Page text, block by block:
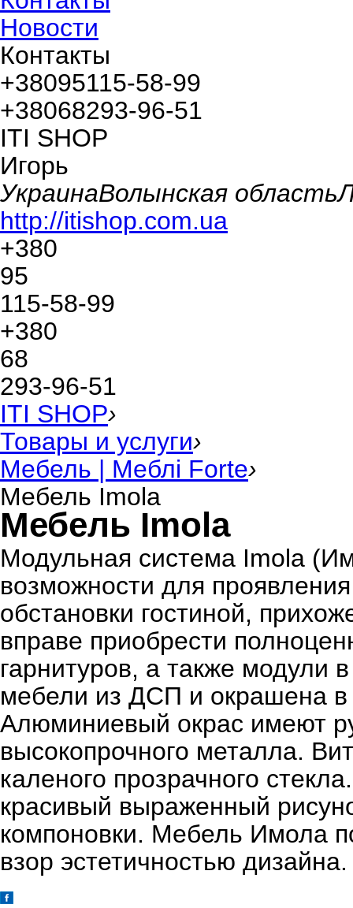
Новости
Контакты
+38095115-58-99
+38068293-96-51
ITI SHOP
Игорь
УкраинаВолынская область
http://itishop.com.ua
+380
95
115-58-99
+380
68
293-96-51
ITI SHOP›
Товары и услуги›
Мебель | Меблі Forte›
Мебель Imola
Мебель Imola
Модульная система Imola
возможности для
обстановки гостиной,
вправе приобрести
гарнитуров, а также модули
мебели из ДСП и окрашена в
Алюминиевый окрас имеют
высокопрочного металла.
каленого прозрачного
красивый выраженный
компоновки. Мебель Имола
взор эстетичностью дизайна.